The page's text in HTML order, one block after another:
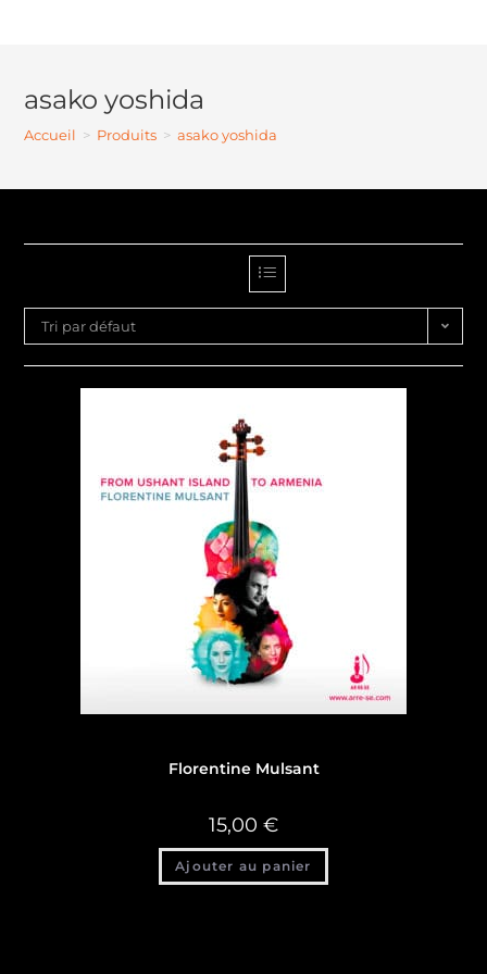
asako yoshida
Accueil > Produits > asako yoshida
Tri par défaut
Florentine Mulsant
15,00 €
Ajouter au panier